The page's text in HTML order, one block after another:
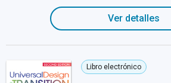
Ver detalles
Libro electrónico